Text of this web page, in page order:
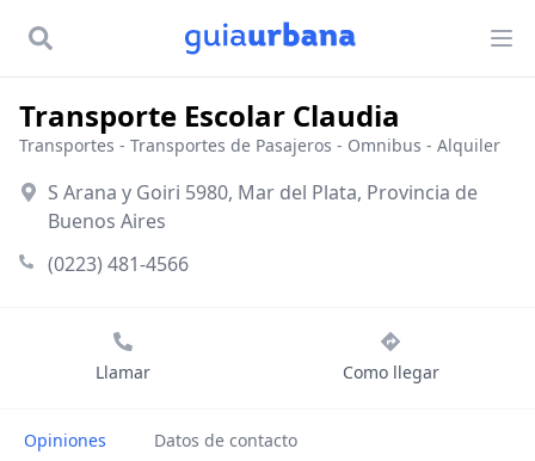
Transporte Escolar Claudia
Transportes - Transportes de Pasajeros - Omnibus - Alquiler
S Arana y Goiri 5980, Mar del Plata, Provincia de
Buenos Aires
(0223) 481-4566
Llamar Como llegar
Opiniones Datos de contacto